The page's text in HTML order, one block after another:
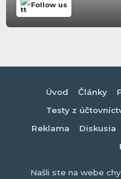
Follow us
Úvod Články
Testy z
Reklama
Diskusia
Našli ste na webe